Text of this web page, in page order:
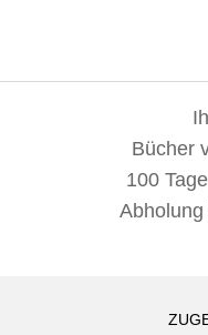
Bücher
100